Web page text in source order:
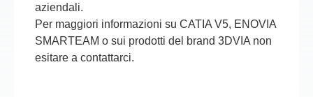
aziendali.
Per maggiori informazioni su CATIA V5, ENOVIA
SMARTEAM o sui prodotti del brand 3DVIA non
esitare a contattarci.